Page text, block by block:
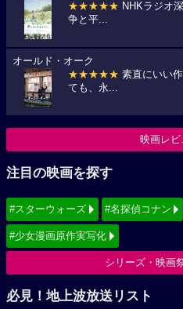
★★★★★ NHKラジオ
争と平...
オールド・オーク
★★★★★ 素直にいい
ても、永...
映画レビ
注目の映画を探す
#スターウォーズ #名探偵コナン
#少女漫画原作実写化
シリーズ・映画
必見！地上波放送リスト